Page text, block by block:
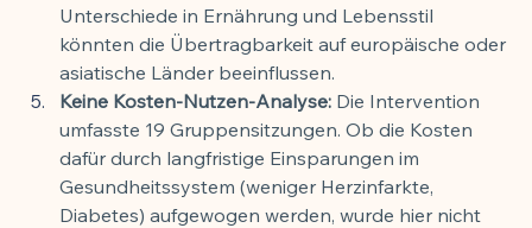
Unterschiede in Ernährung und Lebensstil
könnten die Übertragbarkeit auf europäische oder
asiatische Länder beeinflussen.
Keine Kosten-Nutzen-Analyse: Die Intervention
umfasste 19 Gruppensitzungen. Ob die Kosten
dafür durch langfristige Einsparungen im
Gesundheitssystem (weniger Herzinfarkte,
Diabetes) aufgewogen werden, wurde hier nicht